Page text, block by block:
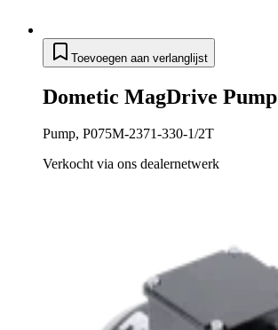
Toevoegen aan verlanglijst
Dometic MagDrive Pump
Pump, P075M-2371-330-1/2T
Verkocht via ons dealernetwerk